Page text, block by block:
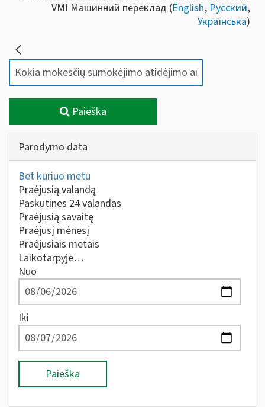
VMI Машинний переклад (English, Русский,
Українська)
Paieška
Parodymo data
Bet kuriuo metu
Praėjusią valandą
Paskutines 24 valandas
Praėjusią savaitę
Praėjusį mėnesį
Praėjusiais metais
Laikotarpyje…
Nuo
Iki
Paieška